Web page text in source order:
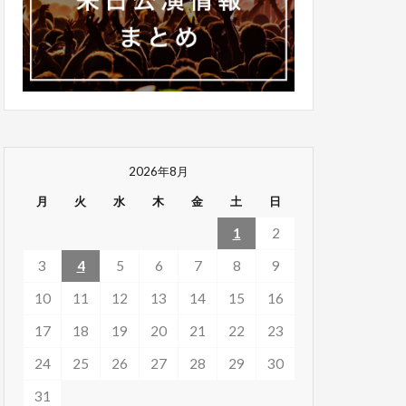
2026年8月
月 火 水 木 金 土 日
1
2
3
4 5 6 7 8
9
10
11 12 13 14 15
16
17
18 19 20 21 22
23
24
25 26 27 28 29
30
31